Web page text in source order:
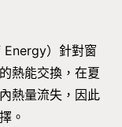
）針對窗
熱能交換，在夏
熱量流失，因此
。